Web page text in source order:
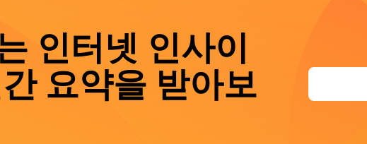
인터넷 인사이
요약을 받아보